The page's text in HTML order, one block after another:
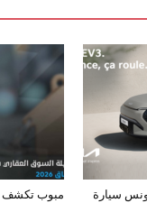
مبوب تكشف
سيارة